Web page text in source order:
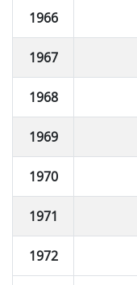
1966
1967
1968
1969
1970
1971
1972